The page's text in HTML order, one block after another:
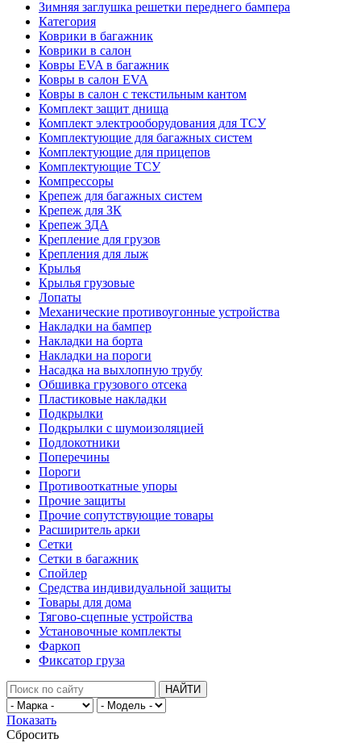
Зимняя заглушка решетки переднего бампера
Категория
Коврики в багажник
Коврики в салон
Ковры EVA в багажник
Ковры в салон EVA
Ковры в салон с текстильным кантом
Комплект защит днища
Комплект электрооборудования для ТСУ
Комплектующие для багажных систем
Комплектующие для прицепов
Комплектующие ТСУ
Компрессоры
Крепеж для багажных систем
Крепеж для ЗК
Крепеж ЗДА
Крепление для грузов
Крепления для лыж
Крылья
Крылья грузовые
Лопаты
Механические противоугонные устройства
Накладки на бампер
Накладки на борта
Накладки на пороги
Насадка на выхлопную трубу
Обшивка грузового отсека
Пластиковые накладки
Подкрылки
Подкрылки с шумоизоляцией
Подлокотники
Поперечины
Пороги
Противооткатные упоры
Прочие защиты
Прочие сопутствующие товары
Расширитель арки
Сетки
Сетки в багажник
Спойлер
Средства индивидуальной защиты
Товары для дома
Тягово-сцепные устройства
Установочные комплекты
Фаркоп
Фиксатор груза
НАЙТИ
Показать
Сбросить